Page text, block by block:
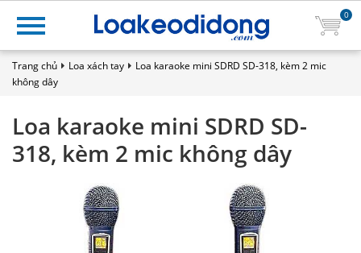
0
Trang chủ Loa xách tay
Loa karaoke mini SDRD SD-318, kèm 2 mic
không dây
Loa karaoke mini SDRD SD-
318, kèm 2 mic không dây